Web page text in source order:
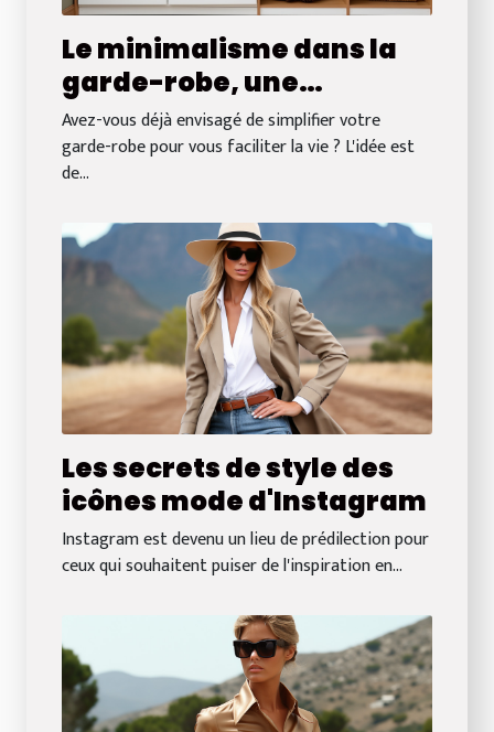
Le minimalisme dans la
garde-robe, une
tendance durable
Avez-vous déjà envisagé de simplifier votre
garde-robe pour vous faciliter la vie ? L'idée est
de...
Les secrets de style des
icônes mode d'Instagram
Instagram est devenu un lieu de prédilection pour
ceux qui souhaitent puiser de l'inspiration en...